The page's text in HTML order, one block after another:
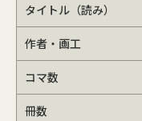
タイトル（読み）
作者・画工
コマ数
冊数